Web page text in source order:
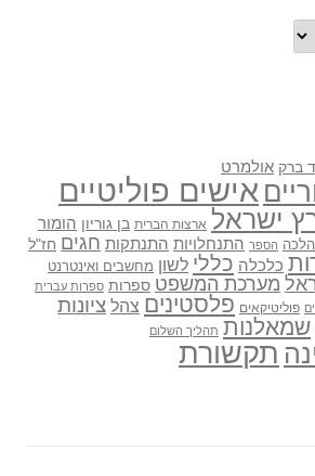
ברק אולמרט
אישים פוליטיים
ישראל ארצות הברית בן גוריון הומור
הלכה הספר התנחלויות התנתקות חגים חז"ל
כלכלה כללי לשון מחשבים ואינטרנט
מערכת המשפט ספרות ספרות עברית
פוליטיקאים פלסטינים צהל ציונות
שמאלנות תהליך השלום
תקשורת